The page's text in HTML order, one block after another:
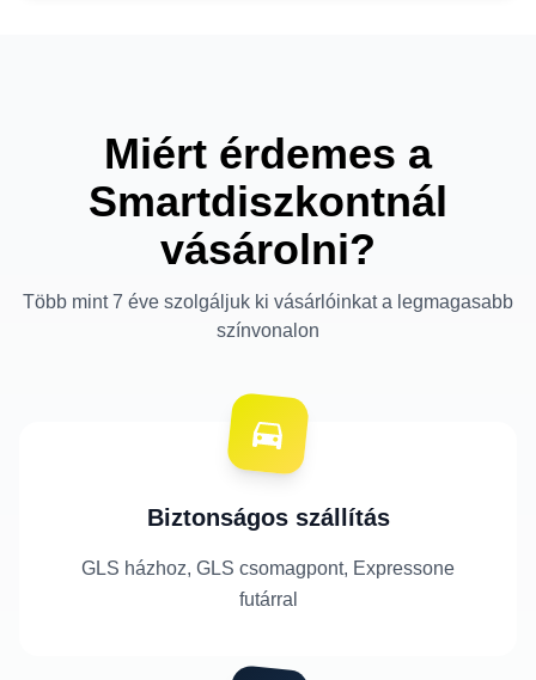
Miért érdemes a
Smartdiszkontnál
vásárolni?
Több mint 7 éve szolgáljuk ki vásárlóinkat a legmagasabb
színvonalon
Biztonságos szállítás
GLS házhoz, GLS csomagpont, Expressone
futárral